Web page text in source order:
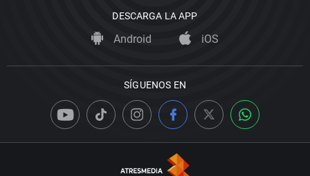
DESCARGA LA APP
Android iOS
SÍGUENOS EN